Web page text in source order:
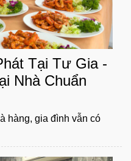
Tại Tư Gia -
Nhà Chuẩn
hàng, gia đình vẫn có